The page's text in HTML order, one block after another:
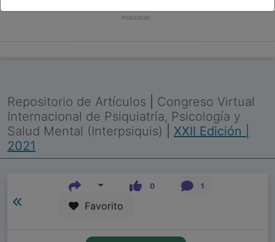
PUBLICIDAD
Repositorio de Artículos
Congreso Virtual
Internacional de Psiquiatría, Psicología y
Salud Mental (Interpsiquis)
XXII Edición |
2021
0 1
Favorito